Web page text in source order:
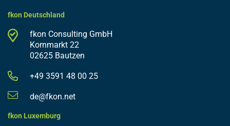
fkon Deutschland
fkon Consulting GmbH
Kornmarkt 22
02625 Bautzen
+49 3591 48 00 25
de@fkon.net
fkon Luxemburg